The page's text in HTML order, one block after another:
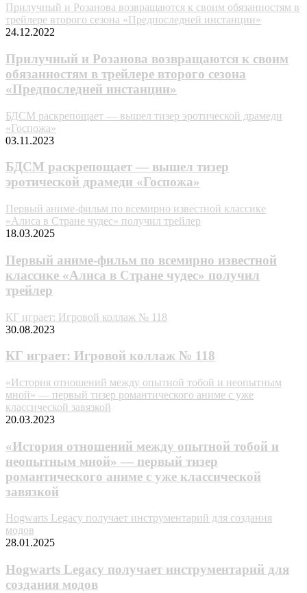
Прилучный и Розанова возвращаются к своим обязанностям в
трейлере второго сезона «Предпоследней инстанции»
24.12.2022
Прилучный и Розанова возвращаются к своим
обязанностям в трейлере второго сезона
«Предпоследней инстанции»
БДСМ раскрепощает — вышел тизер эротической драмеди
«Госпожа»
03.11.2023
БДСМ раскрепощает — вышел тизер
эротической драмеди «Госпожа»
Первый аниме-фильм по всемирно известной классике
«Алиса в Стране чудес» получил трейлер
18.03.2025
Первый аниме-фильм по всемирно известной
классике «Алиса в Стране чудес» получил
трейлер
КГ играет: Игровой коллаж № 118
30.08.2023
КГ играет: Игровой коллаж № 118
«История отношений между опытной тобой и неопытным
мной» — первый тизер романтического аниме с уже
классической завязкой
20.03.2023
«История отношений между опытной тобой и
неопытным мной» — первый тизер
романтического аниме с уже классической
завязкой
Hogwarts Legacy получает инструментарий для создания
модов
28.01.2025
Hogwarts Legacy получает инструментарий для
создания модов